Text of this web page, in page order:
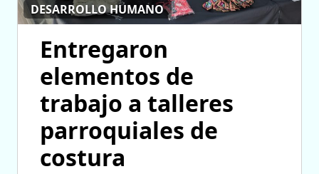
DESARROLLO HUMANO
Entregaron
elementos de
trabajo a talleres
parroquiales de
costura